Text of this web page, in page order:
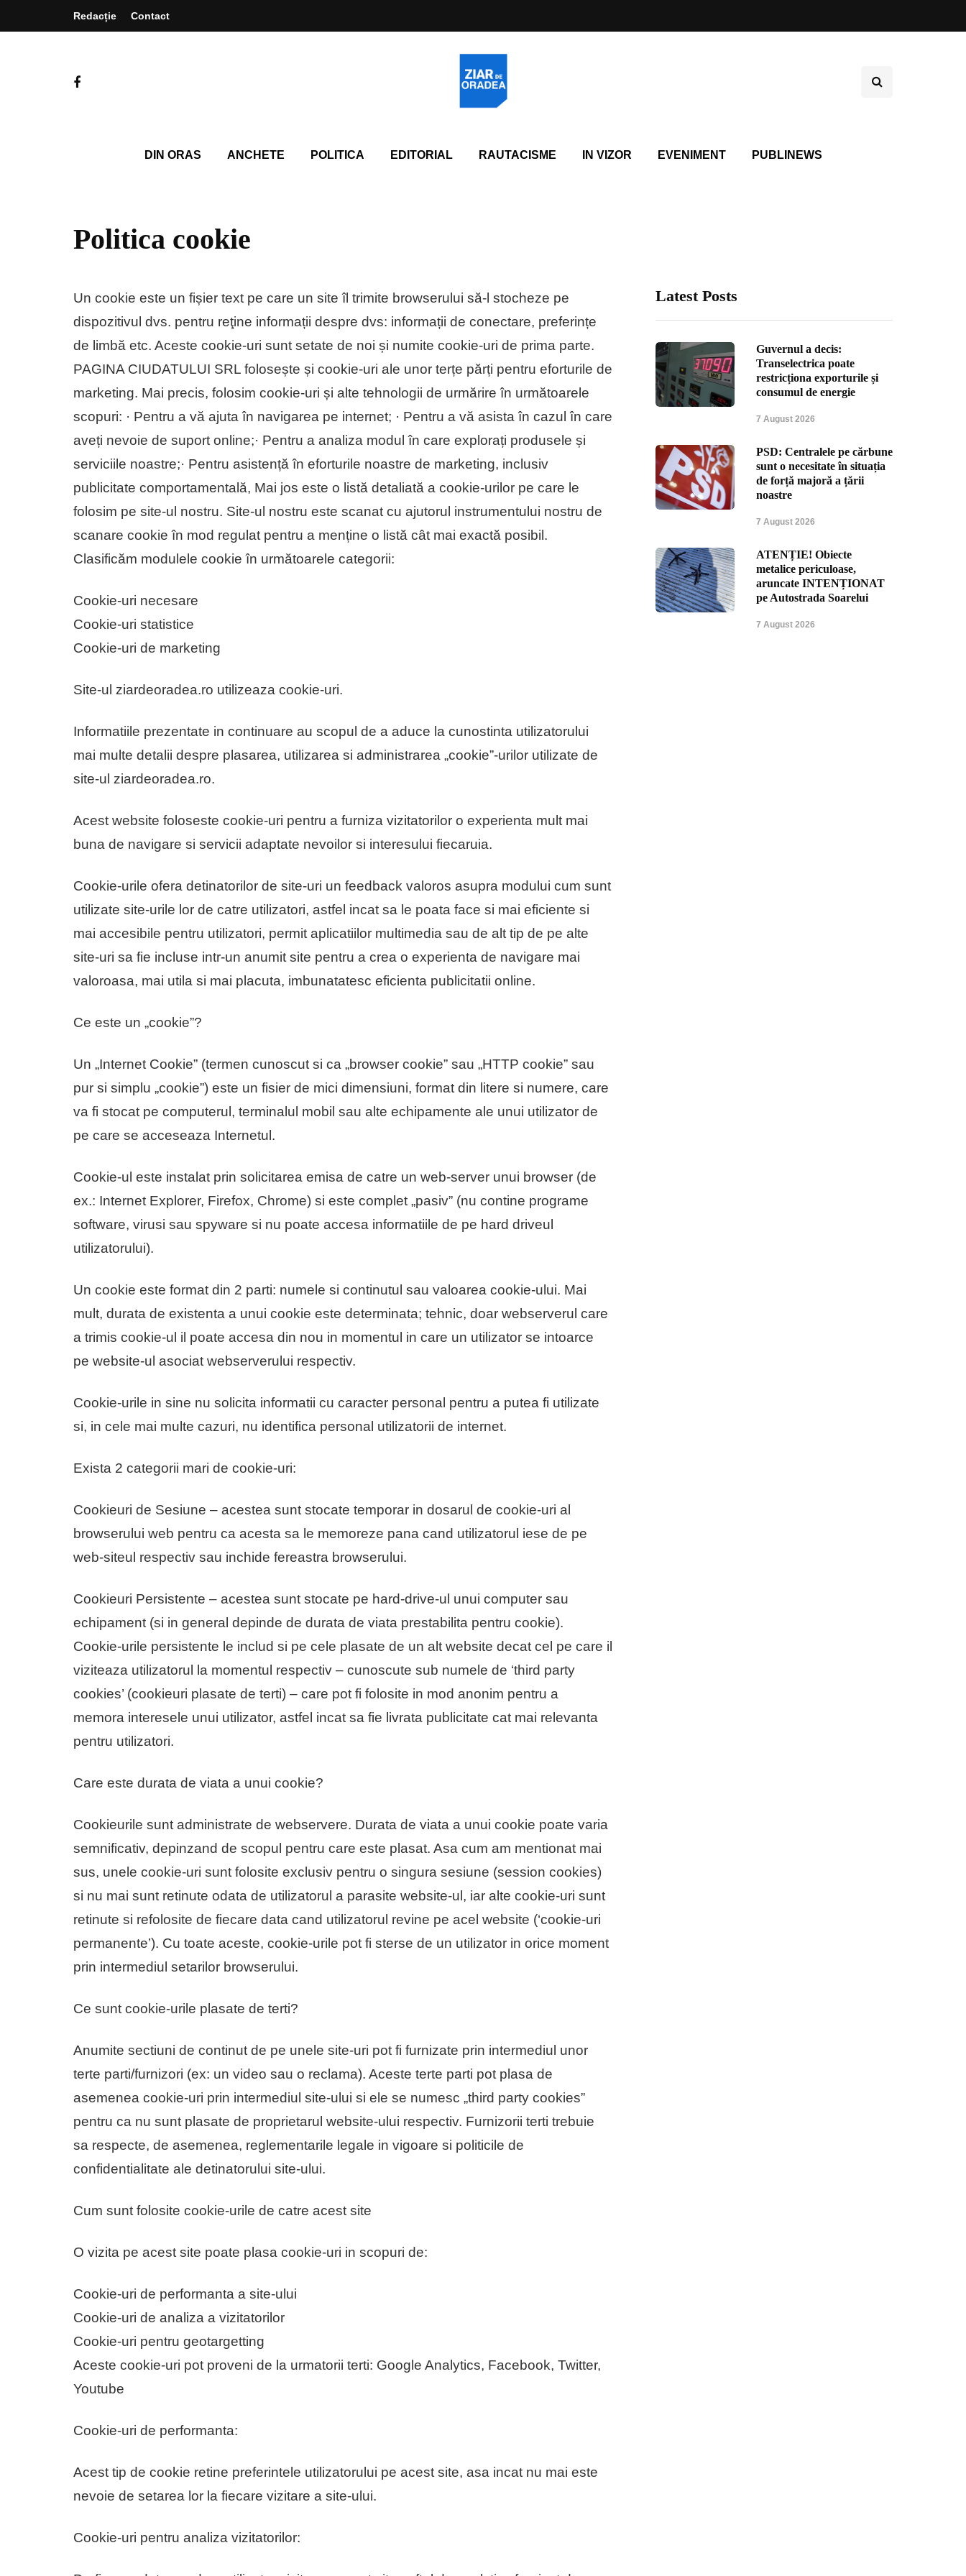
Redacție Contact
DIN ORAS ANCHETE POLITICA EDITORIAL RAUTACISME IN VIZOR EVENIMENT PUBLINEWS
Politica cookie
Un cookie este un fișier text pe care un site îl trimite browserului să-l stocheze pe
dispozitivul dvs. pentru reţine informații despre dvs: informații de conectare, preferințe
de limbă etc. Aceste cookie-uri sunt setate de noi și numite cookie-uri de prima parte.
PAGINA CIUDATULUI SRL folosește și cookie-uri ale unor terțe părți pentru eforturile de
marketing. Mai precis, folosim cookie-uri și alte tehnologii de urmărire în următoarele
scopuri: · Pentru a vă ajuta în navigarea pe internet; · Pentru a vă asista în cazul în care
aveți nevoie de suport online;· Pentru a analiza modul în care explorați produsele și
serviciile noastre;· Pentru asistență în eforturile noastre de marketing, inclusiv
publicitate comportamentală, Mai jos este o listă detaliată a cookie-urilor pe care le
folosim pe site-ul nostru. Site-ul nostru este scanat cu ajutorul instrumentului nostru de
scanare cookie în mod regulat pentru a menține o listă cât mai exactă posibil.
Clasificăm modulele cookie în următoarele categorii:
Cookie-uri necesare
Cookie-uri statistice
Cookie-uri de marketing
Site-ul ziardeoradea.ro utilizeaza cookie-uri.
Informatiile prezentate in continuare au scopul de a aduce la cunostinta utilizatorului
mai multe detalii despre plasarea, utilizarea si administrarea „cookie”-urilor utilizate de
site-ul ziardeoradea.ro.
Acest website foloseste cookie-uri pentru a furniza vizitatorilor o experienta mult mai
buna de navigare si servicii adaptate nevoilor si interesului fiecaruia.
Cookie-urile ofera detinatorilor de site-uri un feedback valoros asupra modului cum sunt
utilizate site-urile lor de catre utilizatori, astfel incat sa le poata face si mai eficiente si
mai accesibile pentru utilizatori, permit aplicatiilor multimedia sau de alt tip de pe alte
site-uri sa fie incluse intr-un anumit site pentru a crea o experienta de navigare mai
valoroasa, mai utila si mai placuta, imbunatatesc eficienta publicitatii online.
Ce este un „cookie”?
Un „Internet Cookie” (termen cunoscut si ca „browser cookie” sau „HTTP cookie” sau
pur si simplu „cookie”) este un fisier de mici dimensiuni, format din litere si numere, care
va fi stocat pe computerul, terminalul mobil sau alte echipamente ale unui utilizator de
pe care se acceseaza Internetul.
Cookie-ul este instalat prin solicitarea emisa de catre un web-server unui browser (de
ex.: Internet Explorer, Firefox, Chrome) si este complet „pasiv” (nu contine programe
software, virusi sau spyware si nu poate accesa informatiile de pe hard driveul
utilizatorului).
Un cookie este format din 2 parti: numele si continutul sau valoarea cookie-ului. Mai
mult, durata de existenta a unui cookie este determinata; tehnic, doar webserverul care
a trimis cookie-ul il poate accesa din nou in momentul in care un utilizator se intoarce
pe website-ul asociat webserverului respectiv.
Cookie-urile in sine nu solicita informatii cu caracter personal pentru a putea fi utilizate
si, in cele mai multe cazuri, nu identifica personal utilizatorii de internet.
Exista 2 categorii mari de cookie-uri:
Cookieuri de Sesiune – acestea sunt stocate temporar in dosarul de cookie-uri al
browserului web pentru ca acesta sa le memoreze pana cand utilizatorul iese de pe
web-siteul respectiv sau inchide fereastra browserului.
Cookieuri Persistente – acestea sunt stocate pe hard-drive-ul unui computer sau
echipament (si in general depinde de durata de viata prestabilita pentru cookie).
Cookie-urile persistente le includ si pe cele plasate de un alt website decat cel pe care il
viziteaza utilizatorul la momentul respectiv – cunoscute sub numele de ‘third party
cookies’ (cookieuri plasate de terti) – care pot fi folosite in mod anonim pentru a
memora interesele unui utilizator, astfel incat sa fie livrata publicitate cat mai relevanta
pentru utilizatori.
Care este durata de viata a unui cookie?
Cookieurile sunt administrate de webservere. Durata de viata a unui cookie poate varia
semnificativ, depinzand de scopul pentru care este plasat. Asa cum am mentionat mai
sus, unele cookie-uri sunt folosite exclusiv pentru o singura sesiune (session cookies)
si nu mai sunt retinute odata de utilizatorul a parasite website-ul, iar alte cookie-uri sunt
retinute si refolosite de fiecare data cand utilizatorul revine pe acel website (‘cookie-uri
permanente’). Cu toate aceste, cookie-urile pot fi sterse de un utilizator in orice moment
prin intermediul setarilor browserului.
Ce sunt cookie-urile plasate de terti?
Anumite sectiuni de continut de pe unele site-uri pot fi furnizate prin intermediul unor
terte parti/furnizori (ex: un video sau o reclama). Aceste terte parti pot plasa de
asemenea cookie-uri prin intermediul site-ului si ele se numesc „third party cookies”
pentru ca nu sunt plasate de proprietarul website-ului respectiv. Furnizorii terti trebuie
sa respecte, de asemenea, reglementarile legale in vigoare si politicile de
confidentialitate ale detinatorului site-ului.
Cum sunt folosite cookie-urile de catre acest site
O vizita pe acest site poate plasa cookie-uri in scopuri de:
Cookie-uri de performanta a site-ului
Cookie-uri de analiza a vizitatorilor
Cookie-uri pentru geotargetting
Aceste cookie-uri pot proveni de la urmatorii terti: Google Analytics, Facebook, Twitter,
Youtube
Cookie-uri de performanta:
Acest tip de cookie retine preferintele utilizatorului pe acest site, asa incat nu mai este
nevoie de setarea lor la fiecare vizitare a site-ului.
Cookie-uri pentru analiza vizitatorilor:
Latest Posts
Guvernul a decis:
Transelectrica poate
restricționa exporturile și
consumul de energie
7 August 2026
PSD: Centralele pe cărbune
sunt o necesitate în situația
de forță majoră a țării
noastre
7 August 2026
ATENȚIE! Obiecte
metalice periculoase,
aruncate INTENȚIONAT
pe Autostrada Soarelui
7 August 2026